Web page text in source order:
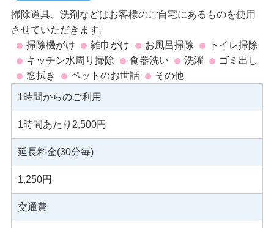
掃除道具、洗剤などはお客様のご自宅にあるものを使用
させていただきます。
掃除機がけ
雑巾がけ お風呂掃除
トイレ掃除
キッチン水周り掃除
食器洗い 洗濯
ゴミ出し
窓拭き
ペットのお世話 その他
1時間からのご利用
1時間あたり2,500円
延長料金(30分毎)
1,250円
交通費